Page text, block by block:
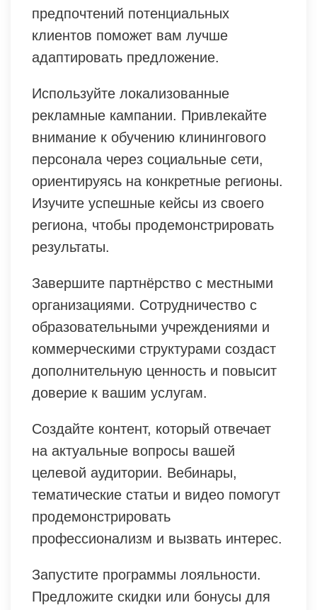
предпочтений потенциальных
клиентов поможет вам лучше
адаптировать предложение.
Используйте локализованные
рекламные кампании. Привлекайте
внимание к обучению клинингового
персонала через социальные сети,
ориентируясь на конкретные регионы.
Изучите успешные кейсы из своего
региона, чтобы продемонстрировать
результаты.
Завершите партнёрство с местными
организациями. Сотрудничество с
образовательными учреждениями и
коммерческими структурами создаст
дополнительную ценность и повысит
доверие к вашим услугам.
Создайте контент, который отвечает
на актуальные вопросы вашей
целевой аудитории. Вебинары,
тематические статьи и видео помогут
продемонстрировать
профессионализм и вызвать интерес.
Запустите программы лояльности.
Предложите скидки или бонусы для